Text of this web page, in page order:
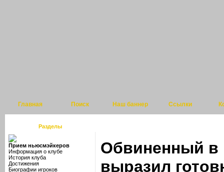
Главная Поиск Наш баннер Ссылки
Разделы
Прием ньюсмэйкеров
Информация о клубе
История клуба
Достижения
Биографии игроков
Обвиненный в
выразил